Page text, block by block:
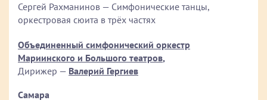
Сергей Рахманинов — Симфонические танцы,
оркестровая сюита в трёх частях
Объединенный симфонический оркестр
Мариинского и Большого театров,
Дирижер — Валерий Гергиев
Самара